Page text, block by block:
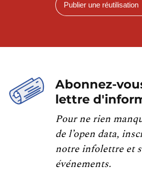
Publier une réutilisation
Abonnez-
lettre
Pour ne rien
de l’open data,
notre infolettre et
événements.